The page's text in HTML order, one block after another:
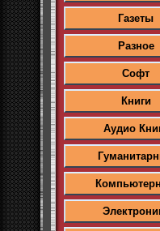
Газеты
Разное
Софт
Книги
Аудио